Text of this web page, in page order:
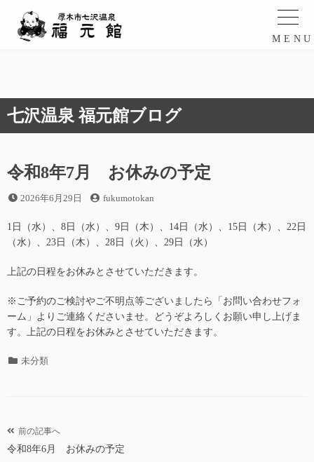
MENU
ス
キ七沢温泉 福元館ブログ
令和8年7月 お休みの予定
投
日
2026年6月29日
投
fukumotokan
1日（水）、8日（水）、9日（木）、14日（水）、15日（木）、22日
（水）、23日（木）、28日（火）、29日（水）
上記の日程をお休みとさせていただきます。
※ご予約のご検討やご不明点等ございましたら「お問い合わせフォ
ーム」よりご連絡くださいませ。どうぞよろしくお願い申し上げま
す。上記の日程をお休みとさせていただきます。
カ 未分類
投
稿
前の記事へ
令和8年6月 お休みの予定